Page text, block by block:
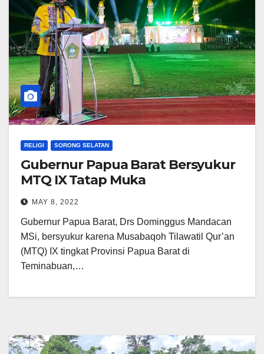
RELIGI SORONG SELATAN
Gubernur Papua Barat Bersyukur
MTQ IX Tatap Muka
MAY 8, 2022
Gubernur Papua Barat, Drs Dominggus Mandacan
MSi, bersyukur karena Musabaqoh Tilawatil Qur’an
(MTQ) IX tingkat Provinsi Papua Barat di
Teminabuan,…